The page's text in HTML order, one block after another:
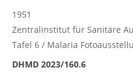
1951
Zentralinstitut für Sanitäre
Tafel 6 / Malaria
DHMD 2023/160.6